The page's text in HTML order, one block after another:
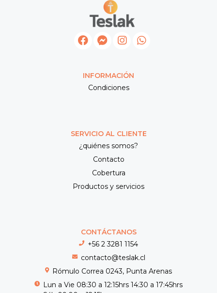
INFORMACIÓN
Condiciones
SERVICIO AL CLIENTE
¿quiénes somos?
Contacto
Cobertura
Productos y servicios
CONTÁCTANOS
+56 2 3281 1154
contacto@teslak.cl
Rómulo Correa 0243, Punta Arenas
Lun a Vie 08:30 a 12:15hrs 14:30 a 17:45hrs